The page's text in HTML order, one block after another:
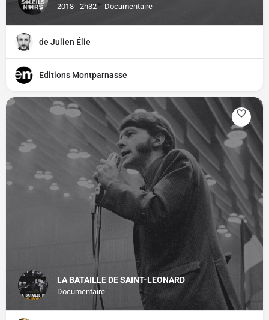
2018 - 2h32 Documentaire
de Julien Élie
Editions Montparnasse
LA BATAILLE DE SAINT-LEONARD
Documentaire